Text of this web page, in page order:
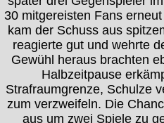
30 mitgereisten Fans
kam der Schuss aus
reagierte gut und wehrte
Gewühl heraus brachten
Halbzeitpause
Strafraumgrenze, Schulze
zum verzweifeln. Die
aus um zwei Spiele zu